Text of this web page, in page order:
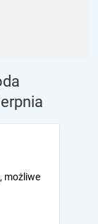
możliwe